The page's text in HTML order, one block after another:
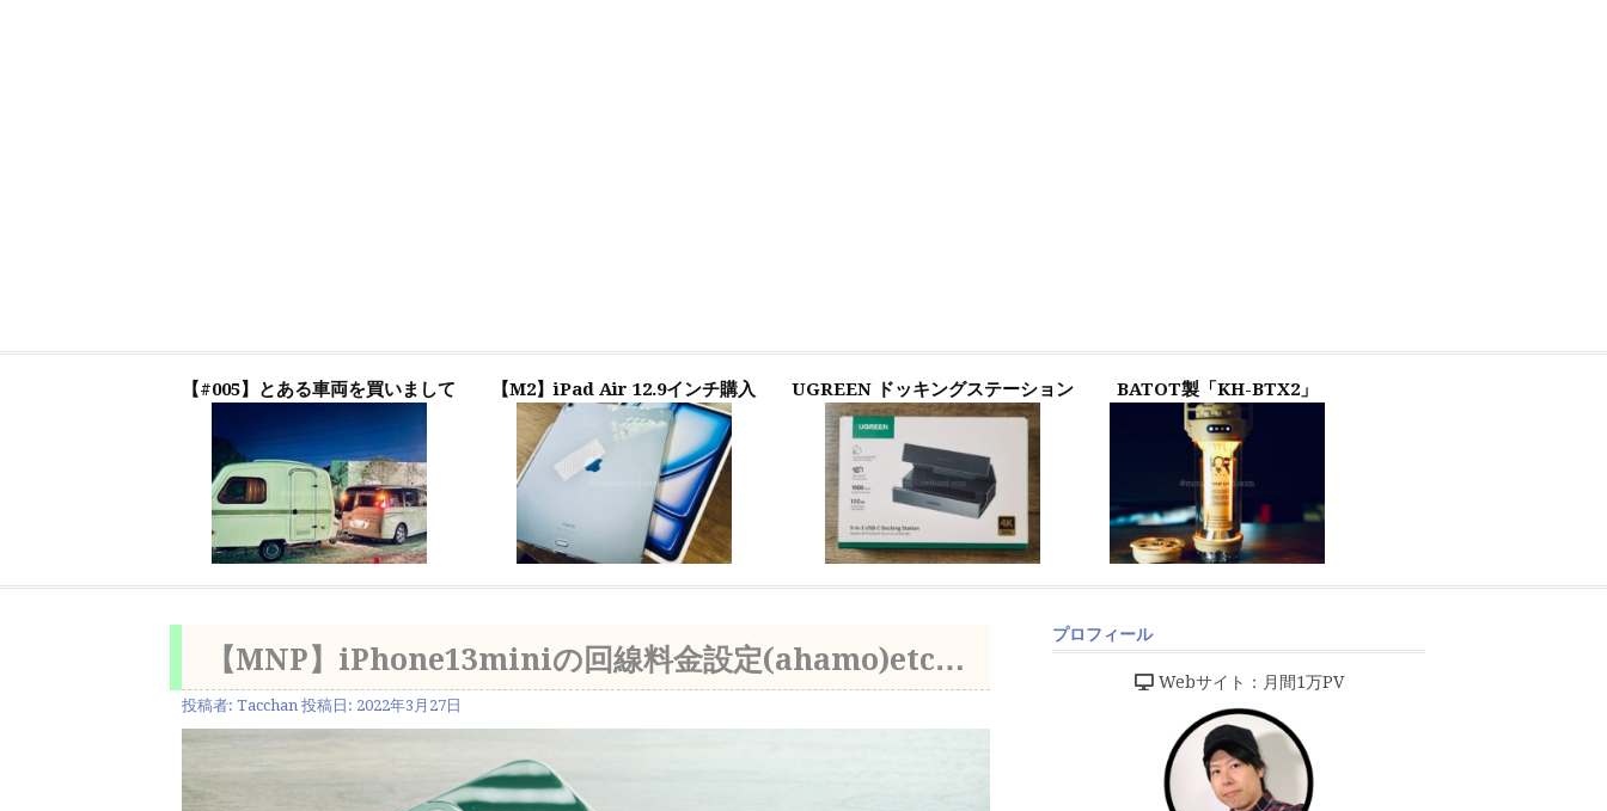
【#005】とある車両を買いまして 【M2】iPad Air 12.9インチ購入 UGREEN ドッキングステーション BATOT製「KH-BTX2」
【MNP】iPhone13miniの回線料金設定(ahamo)etc…
投稿者: Tacchan 投稿日: 2022年3月27日
プロフィール
Webサイト：月間1万PV